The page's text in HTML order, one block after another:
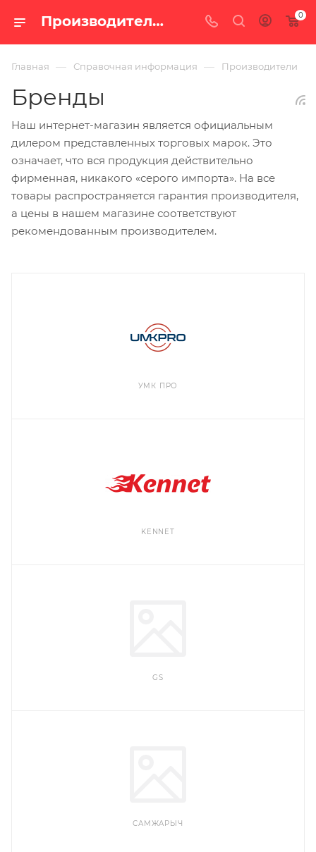
Производители банного и отопительного оборудования — интернет-магазин «100 печей.ру» 0
Главная — Справочная информация — Производители
Бренды
Наш интернет-магазин является официальным
дилером представленных торговых марок. Это
означает, что вся продукция действительно
фирменная, никакого «серого импорта». На все
товары распространяется гарантия производителя,
а цены в нашем магазине соответствуют
рекомендованным производителем.
УМК ПРО
KENNET
GS
САМЖАРЫЧ